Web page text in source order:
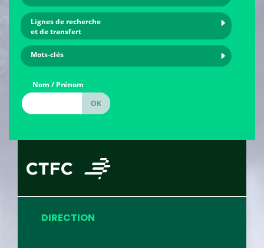
Lignes de recherche
et de transfert
Mots-clés
Nom / Prénom
DIRECTION